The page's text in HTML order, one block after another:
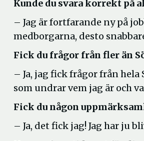
Kunde du svara korrekt på
– Jag är fortfarande ny på
medborgarna, desto
Fick du frågor från fler än
– Ja, jag fick frågor från
som undrar vem jag är och
Fick du någon
– Ja, det fick jag! Jag har ju